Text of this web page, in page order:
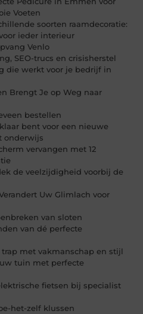
Voeten
soorten raamdecoratie:
ieder interieur
Venlo
SEO-trucs en crisisherstel
die werkt voor je bedrijf in
Brengt Je op Weg naar
bestellen
bent voor een nieuwe
onderwijs
vervangen met 12
de veelzijdigheid voorbij de
Uw Glimlach voor
van sloten
van dé perfecte
trap met vakmanschap en stijl
tuin met perfecte
fietsen bij specialist
het-zelf klussen